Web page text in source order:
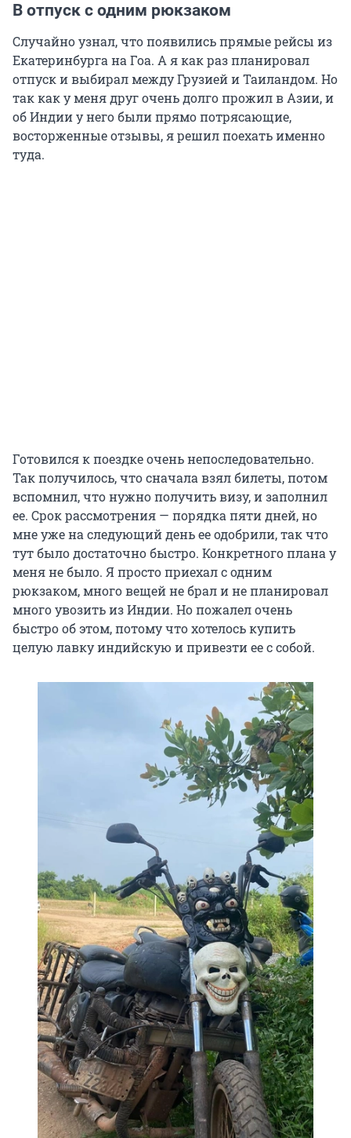
В отпуск с одним рюкзаком
Случайно узнал, что появились прямые рейсы из
Екатеринбурга на Гоа. А я как раз планировал
отпуск и выбирал между Грузией и Таиландом. Но
так как у меня друг очень долго прожил в Азии, и
об Индии у него были прямо потрясающие,
восторженные отзывы, я решил поехать именно
туда.
Готовился к поездке очень непоследовательно.
Так получилось, что сначала взял билеты, потом
вспомнил, что нужно получить визу, и заполнил
ее. Срок рассмотрения — порядка пяти дней, но
мне уже на следующий день ее одобрили, так что
тут было достаточно быстро. Конкретного плана у
меня не было. Я просто приехал с одним
рюкзаком, много вещей не брал и не планировал
много увозить из Индии. Но пожалел очень
быстро об этом, потому что хотелось купить
целую лавку индийскую и привезти ее с собой.